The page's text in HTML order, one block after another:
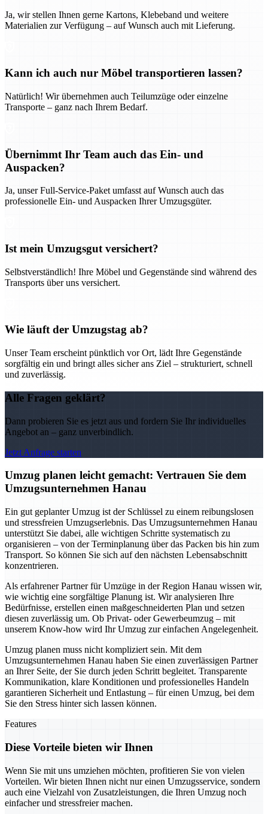
Ja, wir stellen Ihnen gerne Kartons, Klebeband und weitere
Materialien zur Verfügung – auf Wunsch auch mit Lieferung.
Kann ich auch nur Möbel transportieren lassen?
Natürlich! Wir übernehmen auch Teilumzüge oder einzelne
Transporte – ganz nach Ihrem Bedarf.
Übernimmt Ihr Team auch das Ein- und
Auspacken?
Ja, unser Full-Service-Paket umfasst auf Wunsch auch das
professionelle Ein- und Auspacken Ihrer Umzugsgüter.
Ist mein Umzugsgut versichert?
Selbstverständlich! Ihre Möbel und Gegenstände sind während des
Transports über uns versichert.
Wie läuft der Umzugstag ab?
Unser Team erscheint pünktlich vor Ort, lädt Ihre Gegenstände
sorgfältig ein und bringt alles sicher ans Ziel – strukturiert, schnell
und zuverlässig.
Alle Fragen geklärt?
Dann probieren Sie es jetzt aus und fordern Sie Ihr individuelles
Angebot an – ganz unverbindlich.
Jetzt Anfrage starten
Umzug planen leicht gemacht: Vertrauen Sie dem
Umzugsunternehmen Hanau
Ein gut geplanter Umzug ist der Schlüssel zu einem reibungslosen
und stressfreien Umzugserlebnis. Das Umzugsunternehmen Hanau
unterstützt Sie dabei, alle wichtigen Schritte systematisch zu
organisieren – von der Terminplanung über das Packen bis hin zum
Transport. So können Sie sich auf den nächsten Lebensabschnitt
konzentrieren.
Als erfahrener Partner für Umzüge in der Region Hanau wissen wir,
wie wichtig eine sorgfältige Planung ist. Wir analysieren Ihre
Bedürfnisse, erstellen einen maßgeschneiderten Plan und setzen
diesen zuverlässig um. Ob Privat- oder Gewerbeumzug – mit
unserem Know-how wird Ihr Umzug zur einfachen Angelegenheit.
Umzug planen muss nicht kompliziert sein. Mit dem
Umzugsunternehmen Hanau haben Sie einen zuverlässigen Partner
an Ihrer Seite, der Sie durch jeden Schritt begleitet. Transparente
Kommunikation, klare Konditionen und professionelles Handeln
garantieren Sicherheit und Entlastung – für einen Umzug, bei dem
Sie den Stress hinter sich lassen können.
Features
Diese Vorteile bieten wir Ihnen
Wenn Sie mit uns umziehen möchten, profitieren Sie von vielen
Vorteilen. Wir bieten Ihnen nicht nur einen Umzugsservice, sondern
auch eine Vielzahl von Zusatzleistungen, die Ihren Umzug noch
einfacher und stressfreier machen.